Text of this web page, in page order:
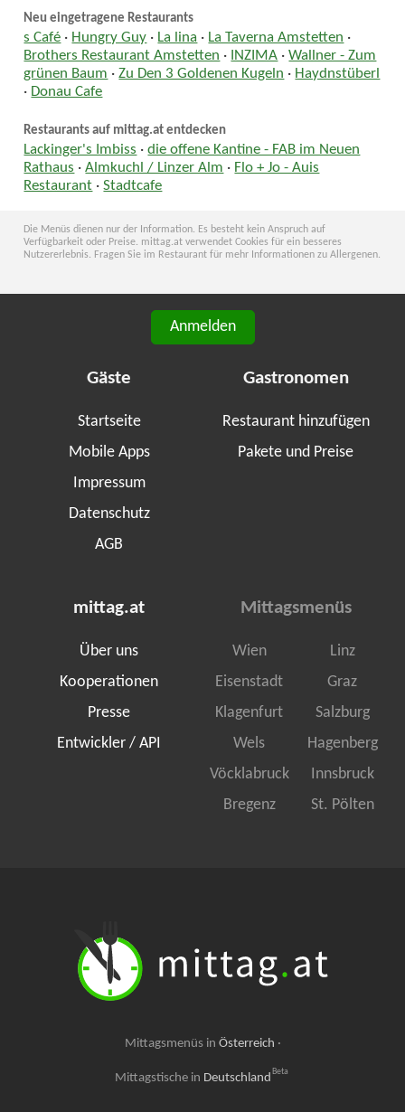
Neu eingetragene Restaurants
s Café · Hungry Guy · La lina · La Taverna Amstetten ·
Brothers Restaurant Amstetten · INZIMA ·Wallner - Zum
grünen Baum ·Zu Den 3 Goldenen Kugeln · Haydnstüberl
· Donau Cafe
Restaurants auf mittag.at entdecken
Lackinger's Imbiss ·die offene Kantine - FAB im Neuen
Rathaus ·Almkuchl / Linzer Alm · Flo + Jo - Auis
Restaurant ·Stadtcafe
Die Menüs dienen nur der Information. Es besteht kein Anspruch auf
Verfügbarkeit oder Preise. mittag.at verwendet Cookies für ein besseres
Nutzererlebnis. Fragen Sie im Restaurant für mehr Informationen zu Allergenen.
Anmelden
Gäste
Startseite
Mobile Apps
Impressum
Datenschutz
AGB
Gastronomen
Restaurant hinzufügen
Pakete und Preise
mittag.at
Über uns
Kooperationen
Presse
Entwickler / API
Mittagsmenüs
Wien
Linz
Eisenstadt
Graz
Klagenfurt
Salzburg
Wels
Hagenberg
Vöcklabruck
Innsbruck
Bregenz
St. Pölten
Mittagsmenüs in Österreich ·
Mittagstische in Deutschland Beta